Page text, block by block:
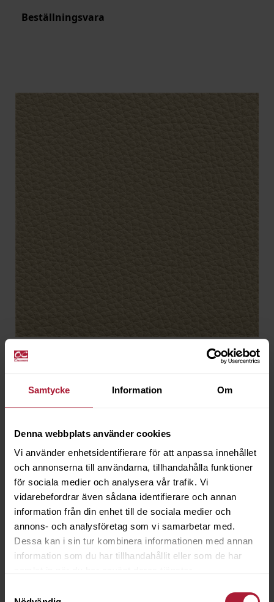
Samtycke Information Om
Denna webbplats använder cookies
Vi använder enhetsidentifierare för att anpassa innehållet
och annonserna till användarna, tillhandahålla funktioner
för sociala medier och analysera vår trafik. Vi
vidarebefordrar även sådana identifierare och annan
information från din enhet till de sociala medier och
annons- och analysföretag som vi samarbetar med.
Dessa kan i sin tur kombinera informationen med annan
information som du har tillhandahållit eller som de har
Beställningsvara
Atlantic Perla
Beställningsvara